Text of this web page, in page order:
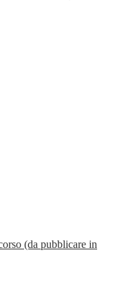
(da pubblicare in